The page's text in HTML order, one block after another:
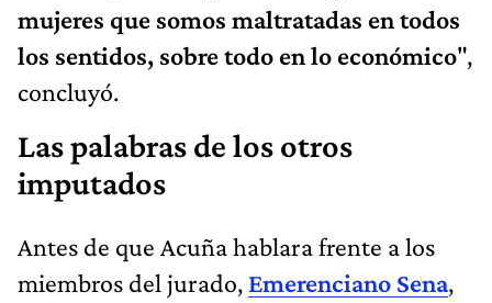
mujeres que somos maltratadas en todos
los sentidos, sobre todo en lo económico",
concluyó.
Las palabras de los otros
imputados
Antes de que Acuña hablara frente a los
miembros del jurado, Emerenciano Sena,